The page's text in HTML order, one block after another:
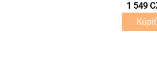
1 549
Kúpiť